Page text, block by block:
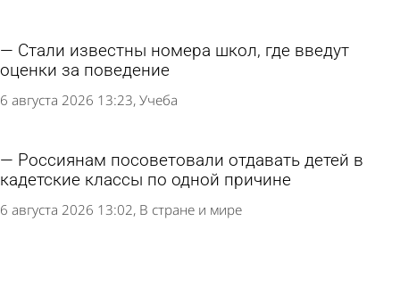
Стали известны номера школ, где введут
оценки за поведение
6 августа 2026 13:23 Учеба
Россиянам посоветовали отдавать детей в
кадетские классы по одной причине
6 августа 2026 13:02 В стране и мире